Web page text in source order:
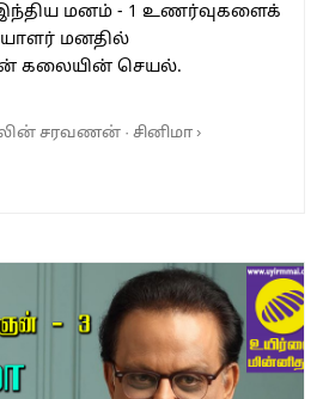
இந்திய மனம் - 1 உணர்வுகளைக்
மனதில்
கலையின் செயல்.
சரவணன் · சினிமா›